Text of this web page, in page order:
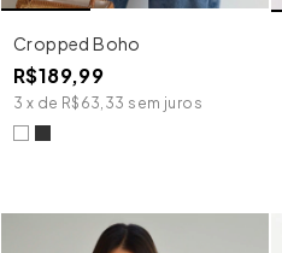
Cropped Boho
R$189,99
3 x de R$63,33 sem juros